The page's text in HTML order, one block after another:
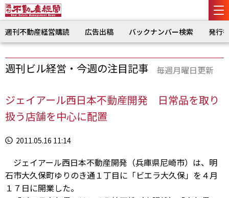
週刊不動産経営購読 広告出稿 バックナンバー検索 発行
週刊ビル経営・今週の注目記事 毎週月曜日更新
ジェイアール西日本不動産開発 日常品を取り
扱う店舗を中心に配置
2011.05.16 11:14
ジェイアール西日本不動産開発（兵庫県尼崎市）は、明
石市大久保町ゆりのき通１丁目に「ビエラ大久保」を４月
１７日に開業した。